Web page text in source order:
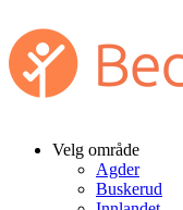
Velg område
Agder
Buskerud